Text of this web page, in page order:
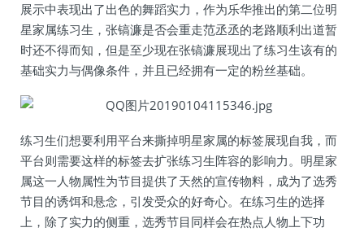
展示中表现出了出色的舞蹈实力，作为乐华推出的第二位明
星家属练习生，张镐濂是否会重走范丞丞的老路顺利出道暂
时还不得而知，但是至少现在张镐濂展现出了练习生该有的
基础实力与偶像条件，并且已经拥有一定的粉丝基础。
练习生们想要利用平台来撕掉明星家属的标签展现自我，而
平台则需要这样的标签去扩张练习生阵容的影响力。明星家
属这一人物属性为节目提供了天然的宣传物料，成为了选秀
节目的诱饵和悬念，引发受众的好奇心。在练习生的选择
上，除了实力的侧重，选秀节目同样会在热点人物上下功